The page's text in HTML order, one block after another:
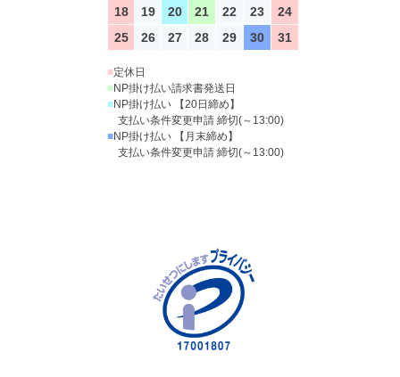
18
19 20 21 22 23
24
25
26 27 28 29 30 31
■定休日
■NP掛け払い請求書発送日
■NP掛け払い 【20日締め】
支払い条件変更申請 締切(～13:00)
■NP掛け払い 【月末締め】
支払い条件変更申請 締切(～13:00)